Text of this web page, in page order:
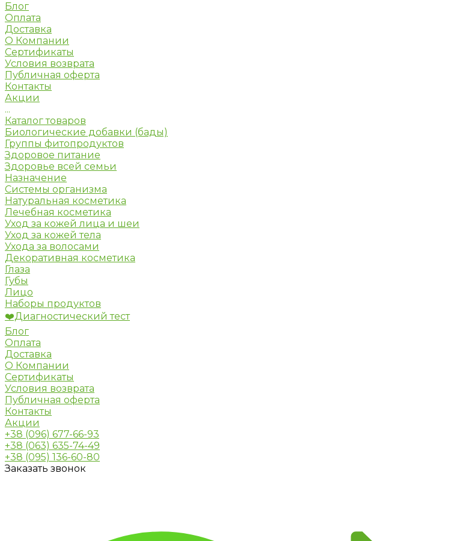
Блог
Оплата
Доставка
О Компании
Сертификаты
Условия возврата
Публичная оферта
Контакты
Акции
...
Каталог товаров
Биологические добавки (бады)
Группы фитопродуктов
Здоровое питание
Здоровье всей семьи
Назначение
Системы организма
Натуральная косметика
Лечебная косметика
Уход за кожей лица и шеи
Уход за кожей тела
Ухода за волосами
Декоративная косметика
Глаза
Губы
Лицо
Наборы продуктов
❤️Диагностический тест
Блог
Оплата
Доставка
О Компании
Сертификаты
Условия возврата
Публичная оферта
Контакты
Акции
+38 (096) 677-66-93
+38 (063) 635-74-49
+38 (095) 136-60-80
Заказать звонок